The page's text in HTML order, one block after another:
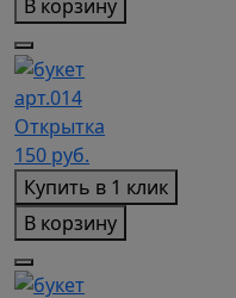
В корзину
арт.014
Открытка
150 руб.
Купить в 1 клик
В корзину